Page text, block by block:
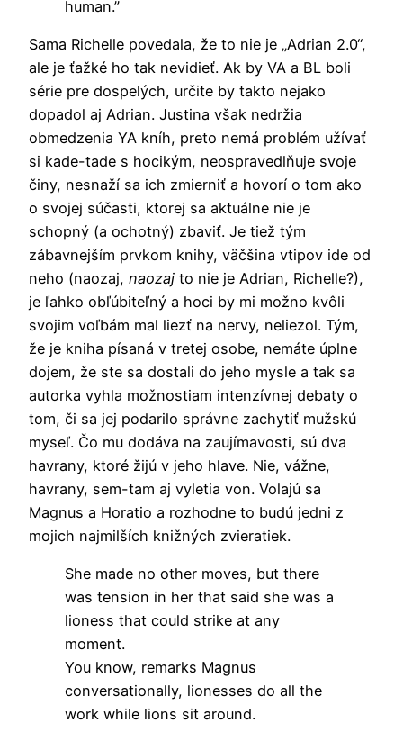
human.”
Sama Richelle povedala, že to nie je „Adrian 2.0“,
ale je ťažké ho tak nevidieť. Ak by VA a BL boli
série pre dospelých, určite by takto nejako
dopadol aj Adrian. Justina však nedržia
obmedzenia YA kníh, preto nemá problém užívať
si kade-tade s hocikým, neospravedlňuje svoje
činy, nesnaží sa ich zmierniť a hovorí o tom ako
o svojej súčasti, ktorej sa aktuálne nie je
schopný (a ochotný) zbaviť. Je tiež tým
zábavnejším prvkom knihy, väčšina vtipov ide od
neho (naozaj, naozaj to nie je Adrian, Richelle?),
je ľahko obľúbiteľný a hoci by mi možno kvôli
svojim voľbám mal liezť na nervy, neliezol. Tým,
že je kniha písaná v tretej osobe, nemáte úplne
dojem, že ste sa dostali do jeho mysle a tak sa
autorka vyhla možnostiam intenzívnej debaty o
tom, či sa jej podarilo správne zachytiť mužskú
myseľ. Čo mu dodáva na zaujímavosti, sú dva
havrany, ktoré žijú v jeho hlave. Nie, vážne,
havrany, sem-tam aj vyletia von. Volajú sa
Magnus a Horatio a rozhodne to budú jedni z
mojich najmilších knižných zvieratiek.
She made no other moves, but there
was tension in her that said she was a
lioness that could strike at any
moment.
You know, remarks Magnus
conversationally, lionesses do all the
work while lions sit around.